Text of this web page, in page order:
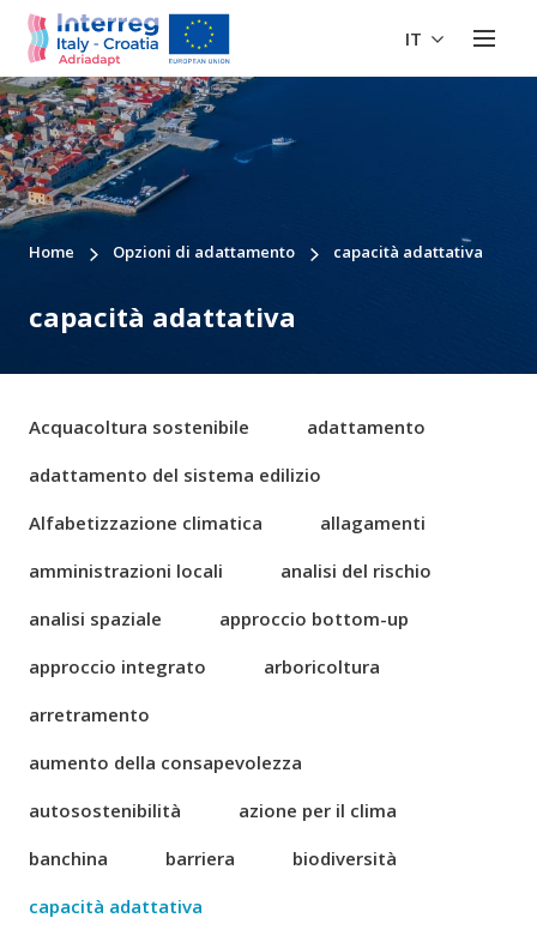
IT
Home Opzioni di adattamento capacità adattativa
capacità adattativa
Acquacoltura sostenibile
adattamento
adattamento del sistema edilizio
Alfabetizzazione climatica
allagamenti
amministrazioni locali
analisi del rischio
analisi spaziale
approccio bottom-up
approccio integrato
arboricoltura
arretramento
aumento della consapevolezza
autosostenibilità
azione per il clima
banchina
barriera
biodiversità
capacità adattativa